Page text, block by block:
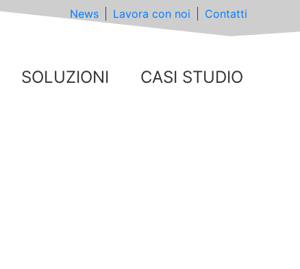
News Lavora con noi Contatti
SOLUZIONI CASI STUDIO